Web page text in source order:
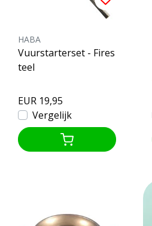
HABA
Vuurstarterset - Fires
teel
EUR 19,95
Vergelijk